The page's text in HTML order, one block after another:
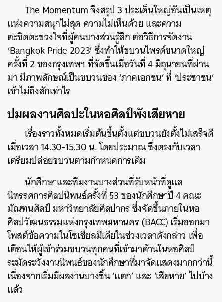
The Momentum จึงสรุป 3 ประเด็นใหญ่อันเป็นเหตุ
แห่งความสนุกไม่สุด ความไม่เห็นด้วย และความ
ตะขิดตะขวงใจที่ผู้คนบางส่วนรู้สึก ต่อวิธีการจัดงาน
‘Bangkok Pride 2023’ ซึ่งทำให้ขบวนไพรด์ขนาดใหญ่
ครั้งที่ 2 ของกรุงเทพฯ ที่จัดขึ้นเมื่อวันที่ 4 มิถุนายนที่ผ่าน
มา มีภาพลักษณ์เป็นขบวนของ ‘ภาคเอกชน’ ที่ ‘ประชาชน’
เข้าไม่ถึงสักเท่าไร
ปมผลงานศิลปะในหอศิลป์พังเสียหาย
เรื่องราวทั้งหมดเริ่มต้นขึ้นตั้งแต่ขบวนยังตั้งไม่เสร็จดี
เมื่อเวลา 14.30-15.30 น. โดยประมาณ ซึ่งตรงกับเวลา
เตรียมปล่อยขบวนตามกำหนดการเดิม
นักศึกษาและทีมงานบางส่วนที่รับหน้าที่ดูแล
นิทรรศการศิลปนิพนธ์ครั้งที่ 53 ของนักศึกษาปี 4 คณะ
มัณฑนศิลป์ มหาวิทยาลัยศิลปากร ซึ่งจัดขึ้นภายในหอ
ศิลปวัฒนธรรมแห่งกรุงเทพมหานคร (BACC) เริ่มออกมา
โพสต์ข้อความในโซเชียลมีเดียในช่วงเวลาดังกล่าว เพื่อ
เตือนให้ผู้เข้าร่วมขบวนทุกคนที่เข้ามาด้านในหอศิลป์
ระมัดระวังงานนิพนธ์ของนักศึกษาที่มาจัดแสดงมากกว่านี้
เนื่องจากเริ่มมีผลงานบางชิ้น ‘แตก’ และ ‘เสียหาย’ ไปบ้าง
แล้ว